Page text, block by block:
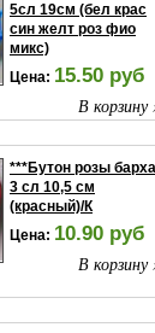
5сл 19см (бел крас
син желт роз фио
микс)
Цена: 15.50 руб
В корзину
***Бутон розы
3 сл 10,5 см
(красный)/К
Цена: 10.90 руб
В корзину